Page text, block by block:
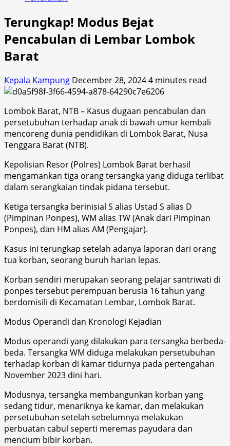
Terungkap! Modus Bejat
Pencabulan di Lembar Lombok
Barat
Kepala Kampung December 28, 20244 minutes read
Lombok Barat, NTB – Kasus dugaan pencabulan dan
persetubuhan terhadap anak di bawah umur kembali
mencoreng dunia pendidikan di Lombok Barat, Nusa
Tenggara Barat (NTB).
Kepolisian Resor (Polres) Lombok Barat berhasil
mengamankan tiga orang tersangka yang diduga terlibat
dalam serangkaian tindak pidana tersebut.
Ketiga tersangka berinisial S alias Ustad S alias D
(Pimpinan Ponpes), WM alias TW (Anak dari Pimpinan
Ponpes), dan HM alias AM (Pengajar).
Kasus ini terungkap setelah adanya laporan dari orang
tua korban, seorang buruh harian lepas.
Korban sendiri merupakan seorang pelajar santriwati di
ponpes tersebut perempuan berusia 16 tahun yang
berdomisili di Kecamatan Lembar, Lombok Barat.
Modus Operandi dan Kronologi Kejadian
Modus operandi yang dilakukan para tersangka berbeda-
beda. Tersangka WM diduga melakukan persetubuhan
terhadap korban di kamar tidurnya pada pertengahan
November 2023 dini hari.
Modusnya, tersangka membangunkan korban yang
sedang tidur, menariknya ke kamar, dan melakukan
persetubuhan setelah sebelumnya melakukan
perbuatan cabul seperti meremas payudara dan
mencium bibir korban.